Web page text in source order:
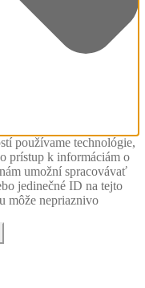
používame technológie,
prístup k informáciám o
umožní spracovávať
jedinečné ID na tejto
môže nepriaznivo